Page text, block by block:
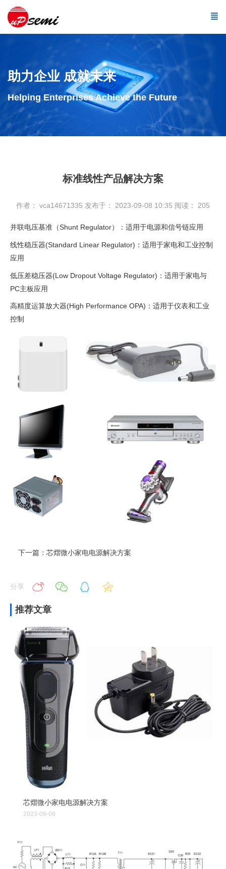
助力企业 成就未来
Helping Enterprises Achieve the Future
标准线性产品解决方案
作者： vca14671335 发布于： 2023-09-08 10:35 阅读： 205
并联电压基准（Shunt Regulator）：适用于电源和信号链应用
线性稳压器(Standard Linear Regulator)：适用于家电和工业控制
应用
低压差稳压器(Low Dropout Voltage Regulator)：适用于家电与
PC主板应用
高精度运算放大器(High Performance OPA)：适用于仪表和工业
控制
下一篇：芯熠微小家电电源解决方案
分享
推荐文章
芯熠微小家电电源解决方案
2023-09-08